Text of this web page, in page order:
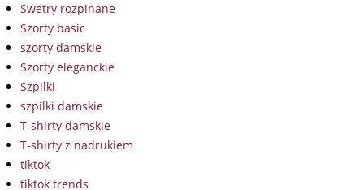
Swetry rozpinane
Szorty basic
szorty damskie
Szorty eleganckie
Szpilki
szpilki damskie
T-shirty damskie
T-shirty z nadrukiem
tiktok
tiktok trends